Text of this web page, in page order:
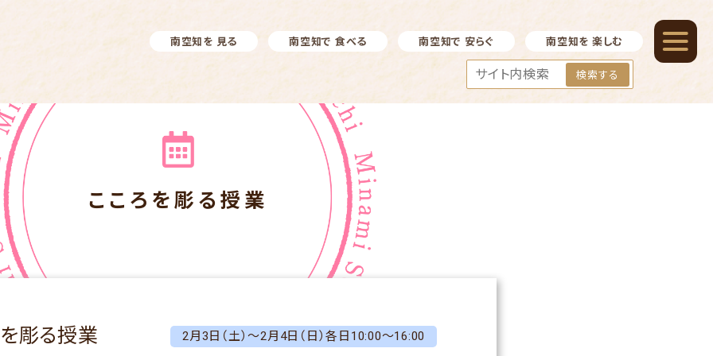
南空知を 見る 南空知で 食べる 南空知で 安らぐ 南空知を 楽しむ
検索する
こころを彫る授業
彫る授業 2月3日（土）～2月4日（日）各日10:00～16:00